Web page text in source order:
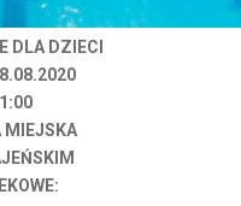
DLA DZIECI
MIEJSKA